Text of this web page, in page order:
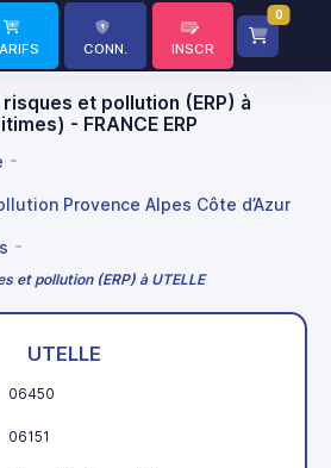
CONN. INSCR
0
et pollution (ERP) à
- FRANCE ERP
Provence Alpes Côte d’Azur
et pollution (ERP) à UTELLE
UTELLE
06450
06151